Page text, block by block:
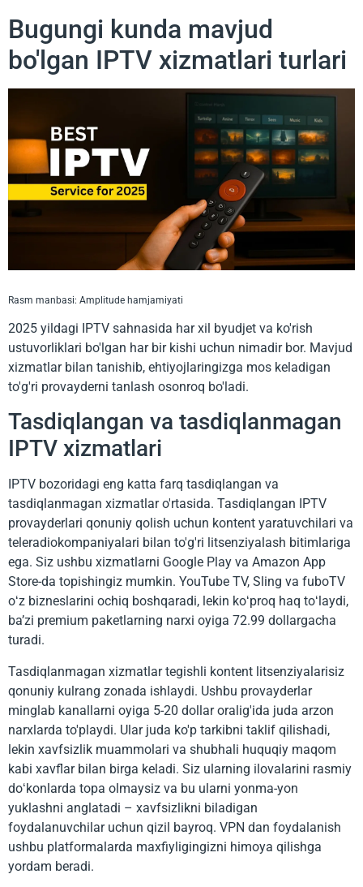
Bugungi kunda mavjud
bo'lgan IPTV xizmatlari turlari
Rasm manbasi: Amplitude hamjamiyati
2025 yildagi IPTV sahnasida har xil byudjet va ko'rish
ustuvorliklari bo'lgan har bir kishi uchun nimadir bor. Mavjud
xizmatlar bilan tanishib, ehtiyojlaringizga mos keladigan
to'g'ri provayderni tanlash osonroq bo'ladi.
Tasdiqlangan va tasdiqlanmagan
IPTV xizmatlari
IPTV bozoridagi eng katta farq tasdiqlangan va
tasdiqlanmagan xizmatlar o'rtasida. Tasdiqlangan IPTV
provayderlari qonuniy qolish uchun kontent yaratuvchilari va
teleradiokompaniyalari bilan to'g'ri litsenziyalash bitimlariga
ega. Siz ushbu xizmatlarni Google Play va Amazon App
Store-da topishingiz mumkin. YouTube TV, Sling va fuboTV
oʻz bizneslarini ochiq boshqaradi, lekin koʻproq haq toʻlaydi,
baʼzi premium paketlarning narxi oyiga 72.99 dollargacha
turadi.
Tasdiqlanmagan xizmatlar tegishli kontent litsenziyalarisiz
qonuniy kulrang zonada ishlaydi. Ushbu provayderlar
minglab kanallarni oyiga 5-20 dollar oralig'ida juda arzon
narxlarda to'playdi. Ular juda ko'p tarkibni taklif qilishadi,
lekin xavfsizlik muammolari va shubhali huquqiy maqom
kabi xavflar bilan birga keladi. Siz ularning ilovalarini rasmiy
doʻkonlarda topa olmaysiz va bu ularni yonma-yon
yuklashni anglatadi – xavfsizlikni biladigan
foydalanuvchilar uchun qizil bayroq. VPN dan foydalanish
ushbu platformalarda maxfiyligingizni himoya qilishga
yordam beradi.